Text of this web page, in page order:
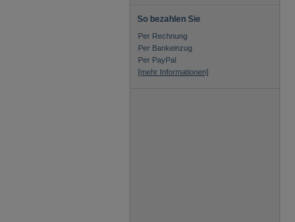
So bezahlen Sie
Per Rechnung
Per Bankeinzug
Per PayPal
[mehr Informationen]